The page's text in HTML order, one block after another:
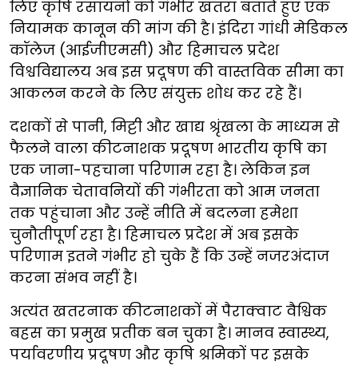
लिए कृषि रसायनों को गंभीर खतरा बताते हुए एक
नियामक कानून की मांग की है। इंदिरा गांधी मेडिकल
कॉलेज (आईजीएमसी) और हिमाचल प्रदेश
विश्वविद्यालय अब इस प्रदूषण की वास्तविक सीमा का
आकलन करने के लिए संयुक्त शोध कर रहे हैं।
दशकों से पानी, मिट्टी और खाद्य श्रृंखला के माध्यम से
फैलने वाला कीटनाशक प्रदूषण भारतीय कृषि का
एक जाना-पहचाना परिणाम रहा है। लेकिन इन
वैज्ञानिक चेतावनियों की गंभीरता को आम जनता
तक पहुंचाना और उन्हें नीति में बदलना हमेशा
चुनौतीपूर्ण रहा है। हिमाचल प्रदेश में अब इसके
परिणाम इतने गंभीर हो चुके हैं कि उन्हें नजरअंदाज
करना संभव नहीं है।
अत्यंत खतरनाक कीटनाशकों में पैराक्वाट वैश्विक
बहस का प्रमुख प्रतीक बन चुका है। मानव स्वास्थ्य,
पर्यावरणीय प्रदूषण और कृषि श्रमिकों पर इसके